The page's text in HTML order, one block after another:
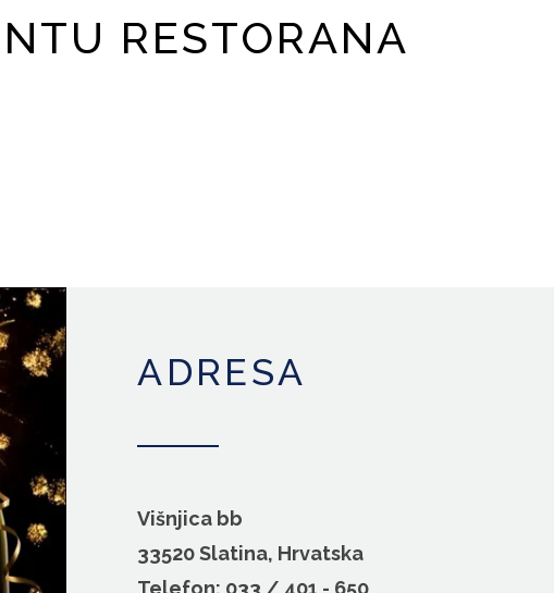
RESTORANA
ADRESA
Višnjica bb
33520 Slatina, Hrvatska
Telefon: 033 / 401 - 650